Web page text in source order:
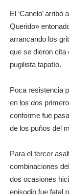
El ‘Canelo’
Querido»
arrancando los
que se dieron cita
pugilista tapatío.
Poca resistencia
en los dos
conforme fue
de los puños del
Para el tercer
combinaciones
dos ocasiones
episodio fue fatal